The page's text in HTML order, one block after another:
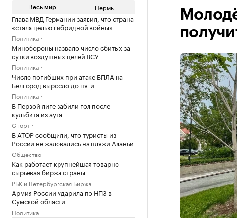
Весь мир Пермь
Глава МВД Германии заявил, что страна
«стала целью гибридной войны»
Политика
Минобороны назвало число сбитых за
сутки воздушных целей ВСУ
Политика
Число погибших при атаке БПЛА на
Белгород выросло до пяти
Политика
В Первой лиге забили гол после
кульбита из аута
Спорт
В АТОР сообщили, что туристы из
России не жаловались на пляжи Аланьи
Общество
Как работает крупнейшая товарно-
сырьевая биржа страны
РБК и Петербургская Биржа
Армия России ударила по НПЗ в
Сумской области
Политика